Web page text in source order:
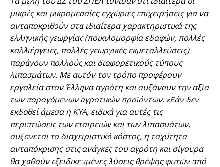
μικρές και μικρομεσαίες εγχώριες επιχειρήσεις για να
ανταποκριθούν στα ιδιαίτερα χαρακτηριστικά της
ελληνικής γεωργίας (ποικιλομορφία εδαφών, πολλές
καλλιέργειες, πολλές γεωργικές εκμεταλλεύσεις)
παράγουν πολλούς και διαφορετικούς τύπους
λιπασμάτων. Με αυτόν τον τρόπο προφέρουν
εργαλεία στον Έλληνα αγρότη και αυξάνουν την αξία
των παραγόμενων αγροτικών προϊόντων. «Εάν δεν
εκδοθεί άμεσα η ΚΥΑ, ειδικά για αυτές τις
περιπτώσεις των εταιρειών και των λιπασμάτων,
αυξάνεται το διαχειριστικό κόστος, η ταχύτητα
ανταπόκρισης στις ανάγκες του αγρότη και σίγουρα
θα χαθούν εξειδικευμένες λύσεις θρέψης φυτών από